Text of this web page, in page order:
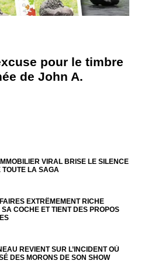
pour le timbre
de John A.
VIRAL BRISE LE SILENCE
TOUTE LA SAGA
EXTRÊMEMENT RICHE
COCHE ET TIENT DES PROPOS
REVIENT SUR L’INCIDENT OÙ
DES MORONS DE SON SHOW